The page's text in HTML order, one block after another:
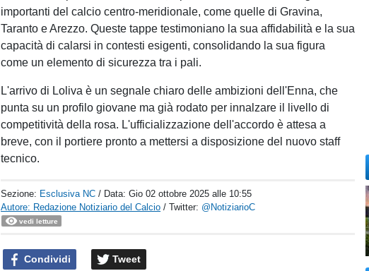
importanti del calcio centro-meridionale, come quelle di Gravina,
Taranto e Arezzo. Queste tappe testimoniano la sua affidabilità e la sua
capacità di calarsi in contesti esigenti, consolidando la sua figura
come un elemento di sicurezza tra i pali.
L'arrivo di Loliva è un segnale chiaro delle ambizioni dell'Enna, che
punta su un profilo giovane ma già rodato per innalzare il livello di
competitività della rosa. L'ufficializzazione dell'accordo è attesa a
breve, con il portiere pronto a mettersi a disposizione del nuovo staff
tecnico.
Sezione: Esclusiva NC / Data:Gio 02 ottobre 2025 alle 10:55
Autore: Redazione Notiziario del Calcio / Twitter: @NotiziarioC
vedi letture
Condividi Tweet